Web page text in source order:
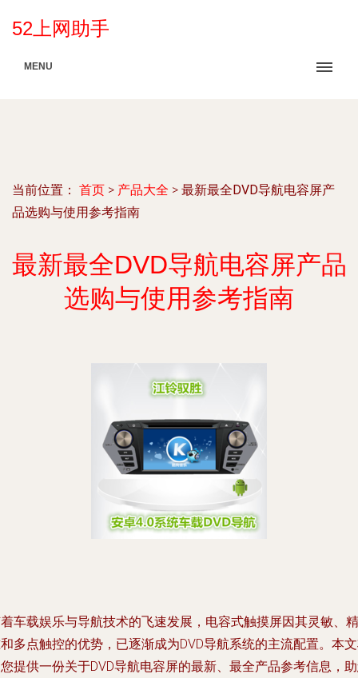
52上网助手
MENU
当前位置： 首页 > 产品大全 > 最新最全DVD导航电容屏产
品选购与使用参考指南
最新最全DVD导航电容屏产品
选购与使用参考指南
车载娱乐与导航技术的飞速发展，电容式触摸屏因其灵敏、精
多点触控的优势，已逐渐成为DVD导航系统的主流配置。本
提供一份关于DVD导航电容屏的最新、最全产品参考信息，